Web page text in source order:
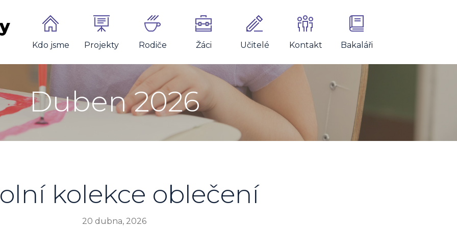
Kdo jsme Projekty Rodiče Žáci Učitelé Kontakt Bakaláři
Duben 2026
kolekce oblečení
20 dubna, 2026